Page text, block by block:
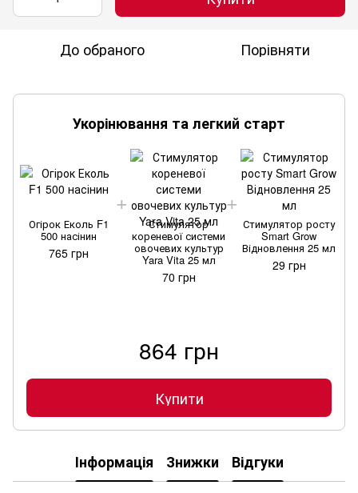
До обраного Порівняти
Укорінювання та легкий старт
Огірок Еколь F1
500 насінин
765 грн
Стимулятор
кореневої системи
овочевих культур
Yara Vita 25 мл
70 грн
Стимулятор росту
Smart Grow
Відновлення 25 мл
29 грн
864 грн
Купити
Інформація Знижки Відгуки